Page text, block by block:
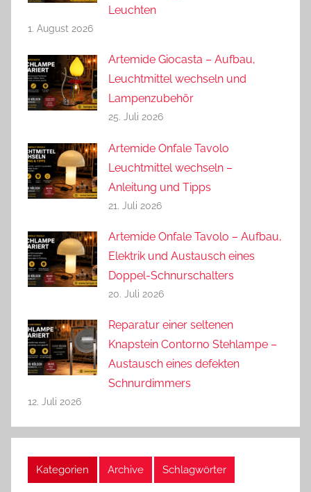
Leuchten
1. August 2026
Artemide Giocasta – Aufbau,
Leuchtmittel wechseln und
Lampenzubehör
25. Juli 2026
Artemide Onfale Tavolo
Leuchtmittel wechseln –
Anleitung und Tipps
21. Juli 2026
Artemide Onfale Tavolo – Aufbau,
Elektrik und Austausch eines
Doppel-Schnurschalters
20. Juli 2026
Reparatur einer seltenen
Knapstein Contorno Stehlampe –
Austausch eines defekten
Schnurdimmers
12. Juli 2026
Kategorien Archive Schlagwörter